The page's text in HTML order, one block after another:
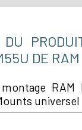
DU
DE
RAM
universel